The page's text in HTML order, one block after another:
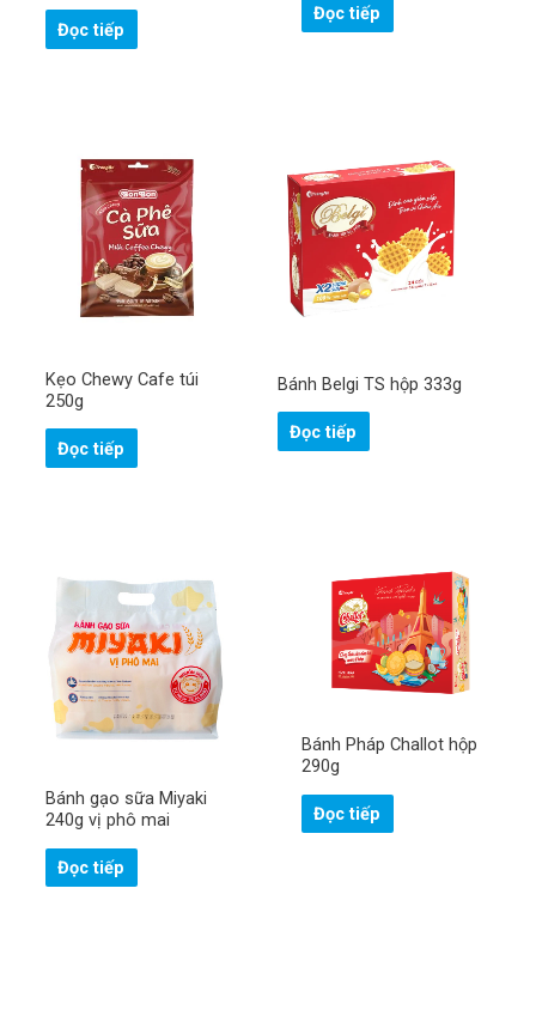
Đọc tiếp
Đọc tiếp
Kẹo Chewy Cafe túi
250g
Đọc tiếp
Bánh Belgi TS hộp 333g
Đọc tiếp
Bánh gạo sữa Miyaki
240g vị phô mai
Đọc tiếp
Bánh Pháp Challot hộp
290g
Đọc tiếp